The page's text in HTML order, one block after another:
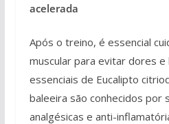
acelerada
Após o treino, é essencial
muscular para evitar dores e
essenciais de Eucalipto
baleeira são conhecidos por
analgésicas e anti-